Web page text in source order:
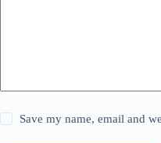
Save my name, email and